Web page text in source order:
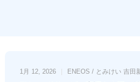
1月 12, 2026 ENEOS / とみけい 吉田